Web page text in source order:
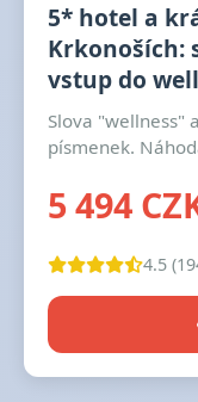
5* hotel a
Krkonoších:
vstup do
Slova "wellness"
písmenek.
5 494
4.5